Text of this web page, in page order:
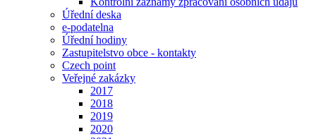
Úřední deska
e-podatelna
Úřední hodiny
Zastupitelstvo obce - kontakty
Czech point
Veřejné zakázky
2017
2018
2019
2020